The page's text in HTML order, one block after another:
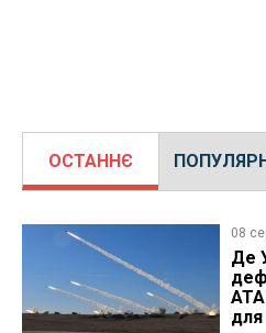
ОСТАННЄ
08
Де